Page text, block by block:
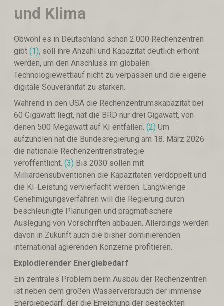
und Klima
Obwohl es in Deutschland schon 2.000 Rechenzentren
gibt(1), soll ihre Anzahl und Kapazität deutlich erhöht
werden, um den Anschluss im globalen
Technologiewettlauf nicht zu verpassen und die eigene
digitale Souveränität zu stärken.
Während in den USA die Rechenzentrumskapazität bei
60 Gigawatt liegt, hat die BRD nur drei Gigawatt, von
denen 500 Megawatt auf KI entfallen.(2) Um
aufzuholen hat die Bundesregierung am 18. März 2026
die nationale Rechenzentrenstrategie
veröffentlicht.(3) Bis 2030 sollen mit
Milliardensubventionen die Kapazitäten verdoppelt und
die KI-Leistung vervierfacht werden. Langwierige
Genehmigungsverfahren will die Regierung durch
beschleunigte Planungen und pragmatischere
Auslegung von Vorschriften abbauen. Allerdings werden
davon in Zukunft auch die bisher dominierenden
international agierenden Konzerne profitieren.
Explodierender Energiebedarf
Ein zentrales Problem beim Ausbau der Rechenzentren
ist neben dem großen Wasserverbrauch der immense
Energiebedarf, der die Erreichung der gesteckten